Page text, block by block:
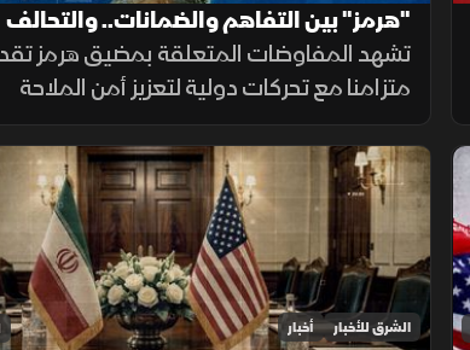
"هرمز" بين التفاهم والضمانات.. والتحالف
البحري يعزز أمن الملاحة
تشهد المفاوضات المتعلقة بمضيق هرمز
متزامنا مع تحركات دولية لتعزيز أمن الملاحة
وحماية التجارة العالمية، فيما يتواصل الدعم
للتحالف البحري الدفاعي وسط متابعة
التهدئة الإقليمية.
الشرق للأخبار أخبار